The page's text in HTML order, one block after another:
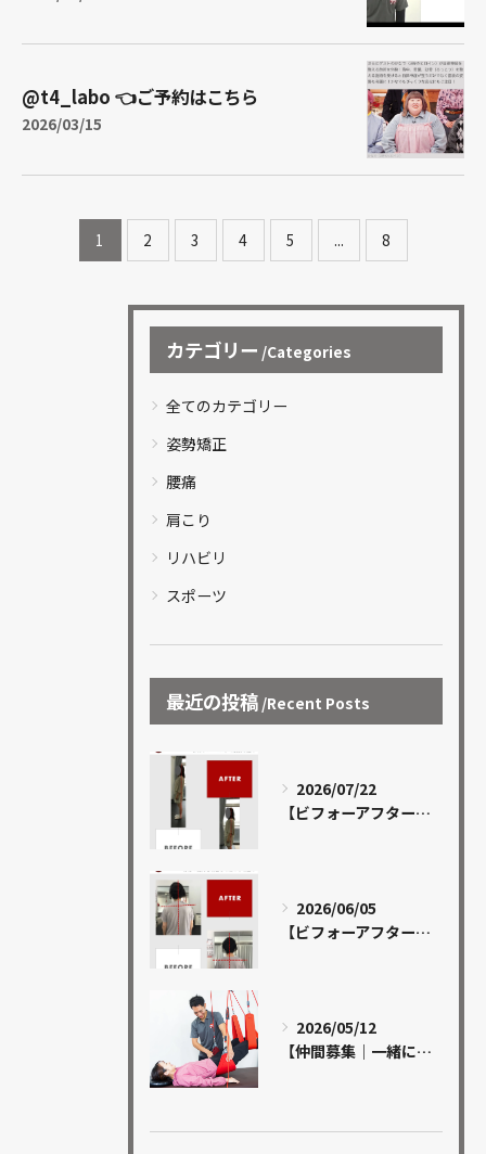
@t4_labo 👈ご予約はこちら
2026/03/15
1 2 3 4 5 ... 8
カテゴリー Categories
全てのカテゴリー
姿勢矯正
腰痛
肩こり
リハビリ
スポーツ
最近の投稿 Recent Posts
2026/07/22
【ビフォーアフター 13】
2026/06/05
【ビフォーアフター 12】
2026/05/12
【仲間募集｜一緒に成長できる方を探しています】